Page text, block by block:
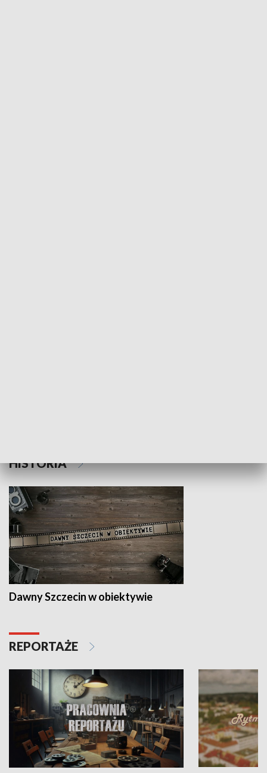
HISTORIA
Dawny Szczecin w obiektywie
REPORTAŻE